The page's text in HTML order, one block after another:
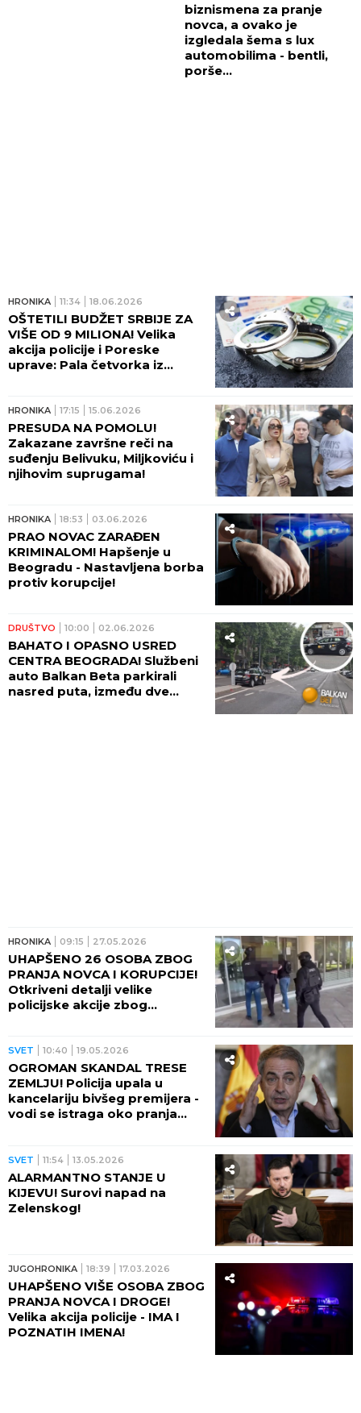
biznismena za pranje
novca, a ovako je
izgledala šema s lux
automobilima - bentli,
porše...
HRONIKA 11:34 18.06.2026
OŠTETILI BUDŽET SRBIJE ZA
VIŠE OD 9 MILIONA! Velika
akcija policije i Poreske
uprave: Pala četvorka iz
HRONIKA 17:15 15.06.2026
PRESUDA NA POMOLU!
Zakazane završne reči na
suđenju Belivuku, Miljkoviću i
njihovim suprugama!
HRONIKA 18:53 03.06.2026
PRAO NOVAC ZARAĐEN
KRIMINALOM! Hapšenje u
Beogradu - Nastavljena borba
protiv korupcije!
DRUŠTVO 10:00 02.06.2026
BAHATO I OPASNO USRED
CENTRA BEOGRADA! Službeni
auto Balkan Beta parkirali
nasred puta, između dve
HRONIKA 09:15 27.05.2026
UHAPŠENO 26 OSOBA ZBOG
PRANJA NOVCA I KORUPCIJE!
Otkriveni detalji velike
policijske akcije zbog
SVET 10:40 19.05.2026
OGROMAN SKANDAL TRESE
ZEMLJU! Policija upala u
kancelariju bivšeg premijera -
vodi se istraga oko pranja
SVET 11:54 13.05.2026
ALARMANTNO STANJE U
KIJEVU! Surovi napad na
Zelenskog!
JUGOHRONIKA 18:39 17.03.2026
UHAPŠENO VIŠE OSOBA ZBOG
PRANJA NOVCA I DROGE!
Velika akcija policije - IMA I
POZNATIH IMENA!